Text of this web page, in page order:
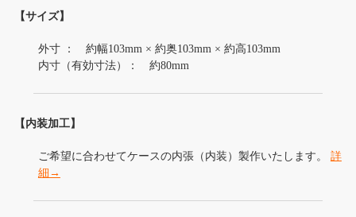
【サイズ】
外寸 ： 約幅103mm × 約奥103mm × 約高103mm
内寸（有効寸法）： 約80mm
【内装加工】
ご希望に合わせてケースの内張（内装）製作いたします。 詳
細→